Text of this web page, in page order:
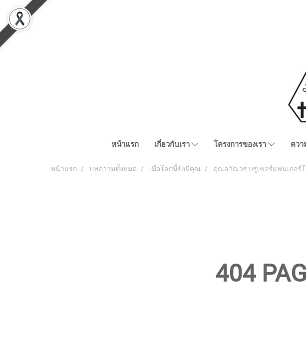
หน้าแรก เกี่ยวกับเรา โครงการของเรา ควา
หน้าแรก บทความทั้งหมด เมื่อโลกนี้ยังมีคุณ คุณลวัณวร บรูเซอร์แฟนเกอร์
404